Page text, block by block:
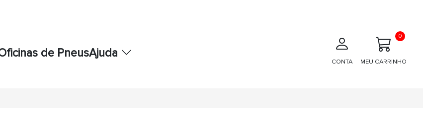
de PneusAjuda
CONTA MEU CARRINHO
0